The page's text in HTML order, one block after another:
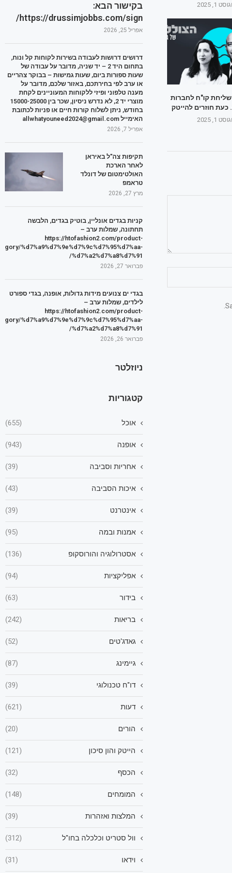
1, 2025
קו"ח לחברות
כעת חוזרים להייטק
1, 2025
בקישור הבא:
https://drussimjobbs.com/sign/
אפריל 25, 2026
דרושים דרושות לעבודה בשירות לקוחות קל ונוח,
בתחום היד 2 – יד שניה, מדובר על עבודה של
שעות ספורות ביום, שעות גמישות – בבוקר צהריים
או ערב לפי בחירתכם, באזור שלכם, מדובר על
מענה טלפוני ופיזי ללקוחות המעוניינים לקחת
מוצרי יד 2, לא נדרש ניסיון, שכר בין 15000-25000
בחודש, ניתן לשלוח קורות חיים או פניות לכתובת
האימייל allwhatyouneed2024@gmail.com
אפריל 7, 2026
תקיפות צה"ל באיראן
לאחר הארכת
האולטימטום של דונלד
טראמפ
מרץ 27, 2026
קניות בגדים אונליין, בוטיק בגדים, הלבשה
תחתונה, שמלות ערב –
https://htofashion2.com/product-
%d7%a9%d7%9e%d7%9c%d7%95%d7%aa-
%d7%a2%d7%a8%d7%91/
פברואר 27, 2026
בגדי ים צנועים מידות גדולות, אופנה, בגדי ספורט
לילדים, שמלות ערב –
https://htofashion2.com/product-
%d7%a9%d7%9e%d7%9c%d7%95%d7%aa-
%d7%a2%d7%a8%d7%91/
פברואר 26, 2026
ניוזלטר
קטגוריות
אוכל (655)
אופנה (943)
אחריות וסביבה (39)
איכות הסביבה (43)
אינטרנט (39)
אמנות ובמה (95)
אסטרולוגיה והורוסקופ (136)
אפליקציות (94)
בידור (63)
בריאות (242)
גאדג'טים (52)
גיימינג (87)
דו"ח טכנולוגי (39)
דעות (621)
הורים (20)
הייטק והון סיכון (121)
הכסף (32)
המומחים (148)
המלצות ואזהרות (39)
וול סטריט וכלכלה בחו"ל (312)
וידאו (31)